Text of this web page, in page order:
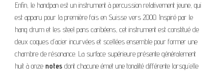
Enfin, le handpan est un instrument à percussion relativement jeune, qui
est apparu pour la première fois en Suisse vers 2000. Inspiré par le
hang drum et les steel pans caribéens, cet instrument est constitué de
deux coques d’acier incurvées et scellées ensemble pour former une
chambre de résonance. La surface supérieure présente généralement
huit à onze notes dont chacune émet une tonalité différente lorsqu’elle